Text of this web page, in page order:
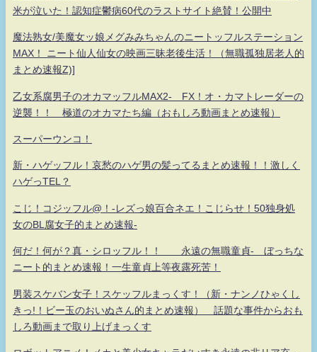
米が泣いた！認知症鬱病60代のラストサイト絶賛！公開中
魔法熟女/美魔女ッ娘メグみみちゃんのニートッフルステーション
MAX！ ニート仙人仙女の映画三昧老後生活！（無職孤独居老人的
まとめ速報Z)]
乙女系腐男子のオカマッフルMAX2- FX！オ・カマトレーダーの
逆襲！！ 極道のオカマたち編（おもしろ動画まとめ速報）
スーパーウンコ！
新・ハゲッフル！哀愁のハゲ男の髪ってるまとめ速報！！激しく
ハゲっTEL？
こじ！コジッフル@！-レズっ娘百合ネエ！こじらせ！50独身処
女のBL腐女子的まとめ速報-
何だ！何が？真・シロッフル！！ 永遠の無職童貞- ぼっちな
ニート的まとめ速報！一生童貞上等夜露死苦！
男装スケバン女子！スケッフルまっくす！（新・ナンノひゃくし
きっ!！ビー玉のおいぬさん的まとめ速報） 話題な事件からおも
しろ動画まで取り上げまっくす